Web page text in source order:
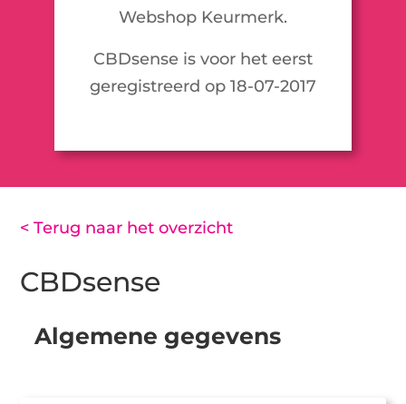
Webshop Keurmerk.
CBDsense is voor het eerst
geregistreerd op 18-07-2017
< Terug naar het overzicht
CBDsense
Algemene gegevens